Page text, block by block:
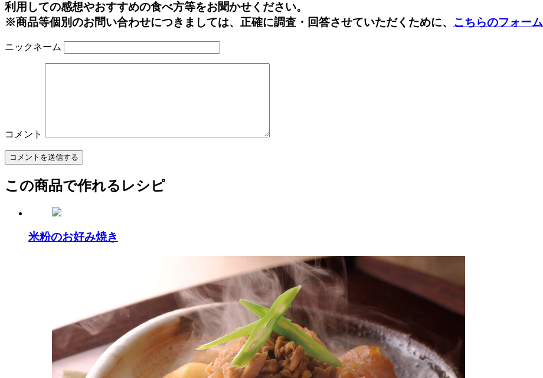
利用しての感想やおすすめの食べ方等をお聞かせください。
※商品等個別のお問い合わせにつきましては、正確に調査・回答させていただくために、 こちらのフォーム
ニックネーム
コメント
この商品で作れるレシピ
米粉のお好み焼き